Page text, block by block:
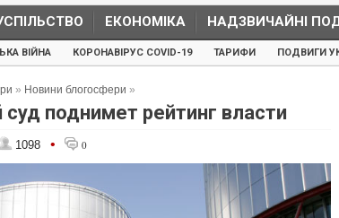
ЕКОНОМІКА НАДЗВИЧАЙНІ
ВІЙНА КОРОНАВІРУС COVID-19 ТАРИФИ ПОДВИГИ
» Новини блогосфери »
суд поднимет рейтинг власти
1098 • 0